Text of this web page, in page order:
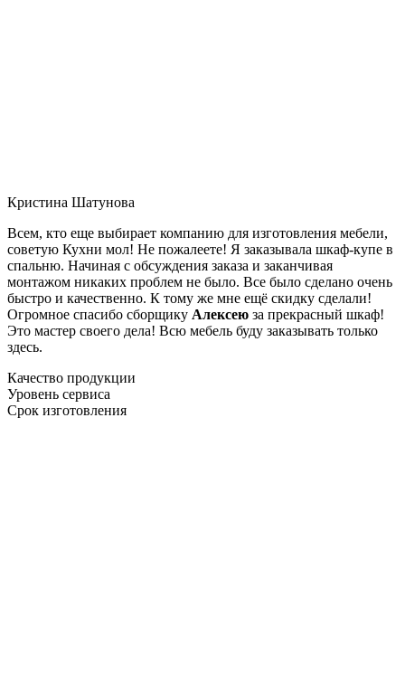
Кристина Шатунова
Всем, кто еще выбирает компанию для изготовления мебели,
советую Кухни мол! Не пожалеете! Я заказывала шкаф-купе в
спальню. Начиная с обсуждения заказа и заканчивая
монтажом никаких проблем не было. Все было сделано очень
быстро и качественно. К тому же мне ещё скидку сделали!
Огромное спасибо сборщику Алексею за прекрасный шкаф!
Это мастер своего дела! Всю мебель буду заказывать только
здесь.
Качество продукции
Уровень сервиса
Срок изготовления